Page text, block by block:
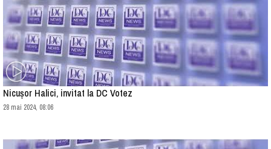
Nicușor Halici, invitat la DC Votez
28 mai 2024, 08:06